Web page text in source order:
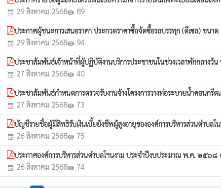
event 29 สิงหาคม 2568visibility 89
ประกาศผู้ชนะการเสนอราคา ประกวดราคาซื้อจัดซื้อรถบรรทุก (ดีเซล) ขน
event 29 สิงหาคม 2568visibility 94
ประชาสัมพันธ์เจ้าหน้าที่ผู้ปฏิบัติงานบริการประชาชนในช่วงเวลาพักกลาง
event 27 สิงหาคม 2568visibility 40
ประชาสัมพันธ์กำหนดการตรวจรับงานจ้างโครงการวางท่อระบายน้ำคอนกรี
event 27 สิงหาคม 2568visibility 73
บัญชีรายชื่อผู้มีสิทธิรับเงินเบี้ยยังชีพผู้สูงอายุขององค์การบริหารส่วนตำ
event 26 สิงหาคม 2568visibility 75
ประกาศองค์การบริหารส่วนตำบลโฯนงาม ประจำปีงบประมาณ พ.ศ. ๒๕
event 26 สิงหาคม 2568visibility 74